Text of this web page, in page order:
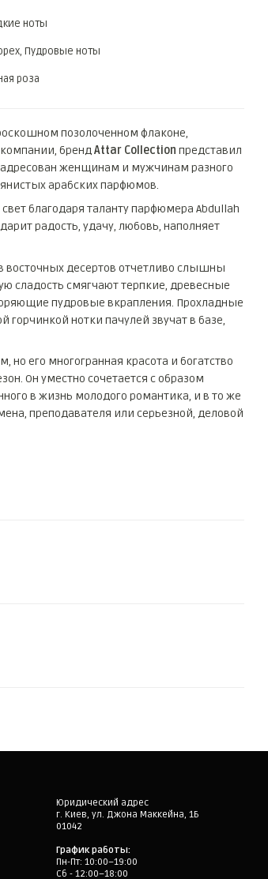
ноты
Пудровые ноты
роза
позолоченном флаконе,
брендAttar Collection представил
адресован женщинам и мужчинам разного
арабских парфюмов.
благодаря таланту парфюмера Abdullah
радость, удачу, любовь, наполняет
восточных десертов отчетливо слышны
сладость смягчают терпкие, древесные
пудровые вкрапления. Прохладные
нотки пачулей звучат в базе,
его многогранная красота и богатство
Он уместно сочетается с образом
в жизнь молодого романтика, и в то же
преподавателя или серьезной, деловой
Юридический адрес
г. Киев, ул. Джона Маккейна, 1Б
01042
График работы:
Пн-Пт: 10:00–19:00
Сб - 12:00–18:00